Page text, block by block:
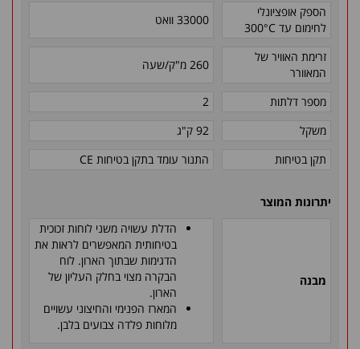
הספק אופציונלי
לחימום עד 300°C
33000 וואט
זרימת האוויר של
המאוורר
260 מ"ק/שעה
מספר דלתות
2
משקל
92 ק"ג
תקן בטיחות
התנור עומד בתקן בטיחות CE
יתרונות המוצר
מבנה
הדלת עשויה משני לוחות זכוכית
בטיחותית המאפשרים לראות את
הדגימות שבתוך הארון. לוח
הבקרה מצוי בחלק העליון של
הארון.
המארז הפנימי והחיצוני עשויים
מלוחות פלדה צבועים בלבן.